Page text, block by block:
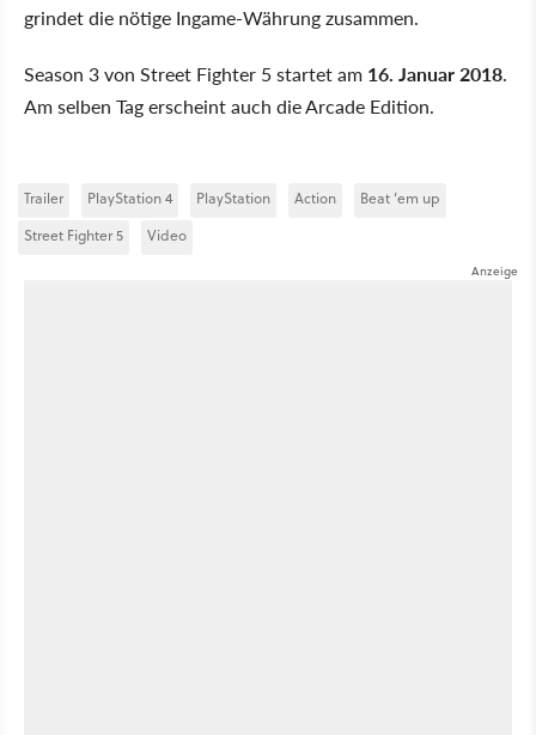
grindet die nötige Ingame-Währung zusammen.
Season 3 von Street Fighter 5 startet am 16. Januar 2018.
Am selben Tag erscheint auch die Arcade Edition.
Trailer PlayStation 4 PlayStation Action
Beat ’em up
Street Fighter 5
Video